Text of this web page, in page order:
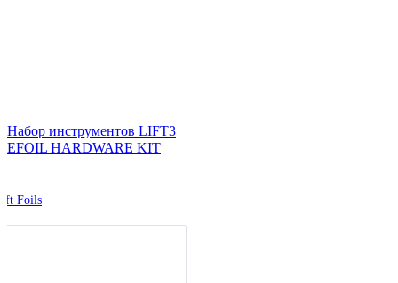
Набор инструментов LIFT3
EFOIL HARDWARE KIT
Foils